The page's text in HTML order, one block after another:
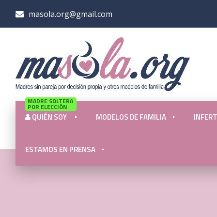
masola.org@gmail.com
QUIÉN SOY
MADRE SOLTERA
POR ELECCIÓN
MODELOS DE FAMILIA
ESTAMOS EN PRENSA